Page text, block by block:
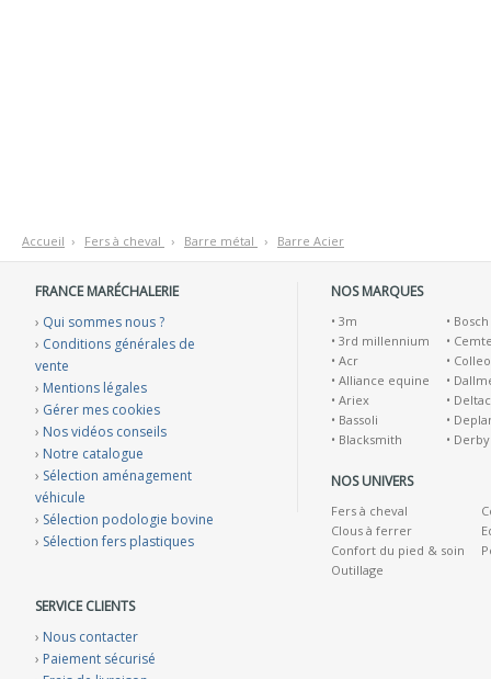
Accueil › Fers à cheval › Barre métal › Barre Acier
FRANCE MARÉCHALERIE
› Qui sommes nous ?
› Conditions générales de
vente
› Mentions légales
› Gérer mes cookies
› Nos vidéos conseils
› Notre catalogue
› Sélection aménagement
véhicule
› Sélection podologie bovine
› Sélection fers plastiques
SERVICE CLIENTS
› Nous contacter
› Paiement sécurisé
NOS MARQUES
• 3m
• 3rd millennium
• Acr
• Alliance equine
• Ariex
• Bassoli
• Blacksmith
• Bosch
•
•
•
•
•
• Derby
NOS UNIVERS
Fers à cheval
Clous à ferrer
Confort du pied & soin
Outillage